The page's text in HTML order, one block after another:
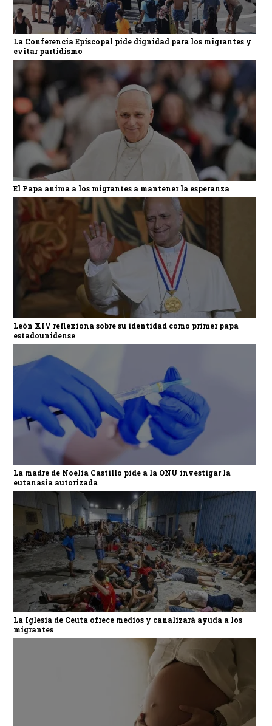
La Conferencia Episcopal pide dignidad para los migrantes y
evitar partidismo
El Papa anima a los migrantes a mantener la esperanza
León XIV reflexiona sobre su identidad como primer papa
estadounidense
La madre de Noelia Castillo pide a la ONU investigar la
eutanasia autorizada
La Iglesia de Ceuta ofrece medios y canalizará ayuda a los
migrantes